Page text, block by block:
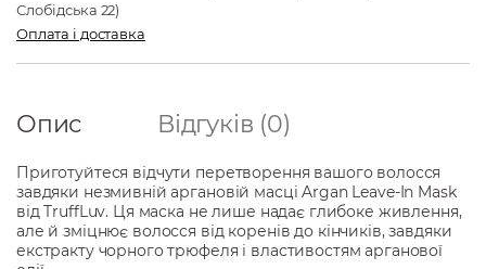
Слобідська 22)
Оплата і доставка
Опис Відгуків (0)
Приготуйтеся відчути перетворення вашого волосся
завдяки незмивній аргановій масці Argan Leave-In Mask
від TruffLuv. Ця маска не лише надає глибоке живлення,
але й зміцнює волосся від коренів до кінчиків, завдяки
екстракту чорного трюфеля і властивостям арганової